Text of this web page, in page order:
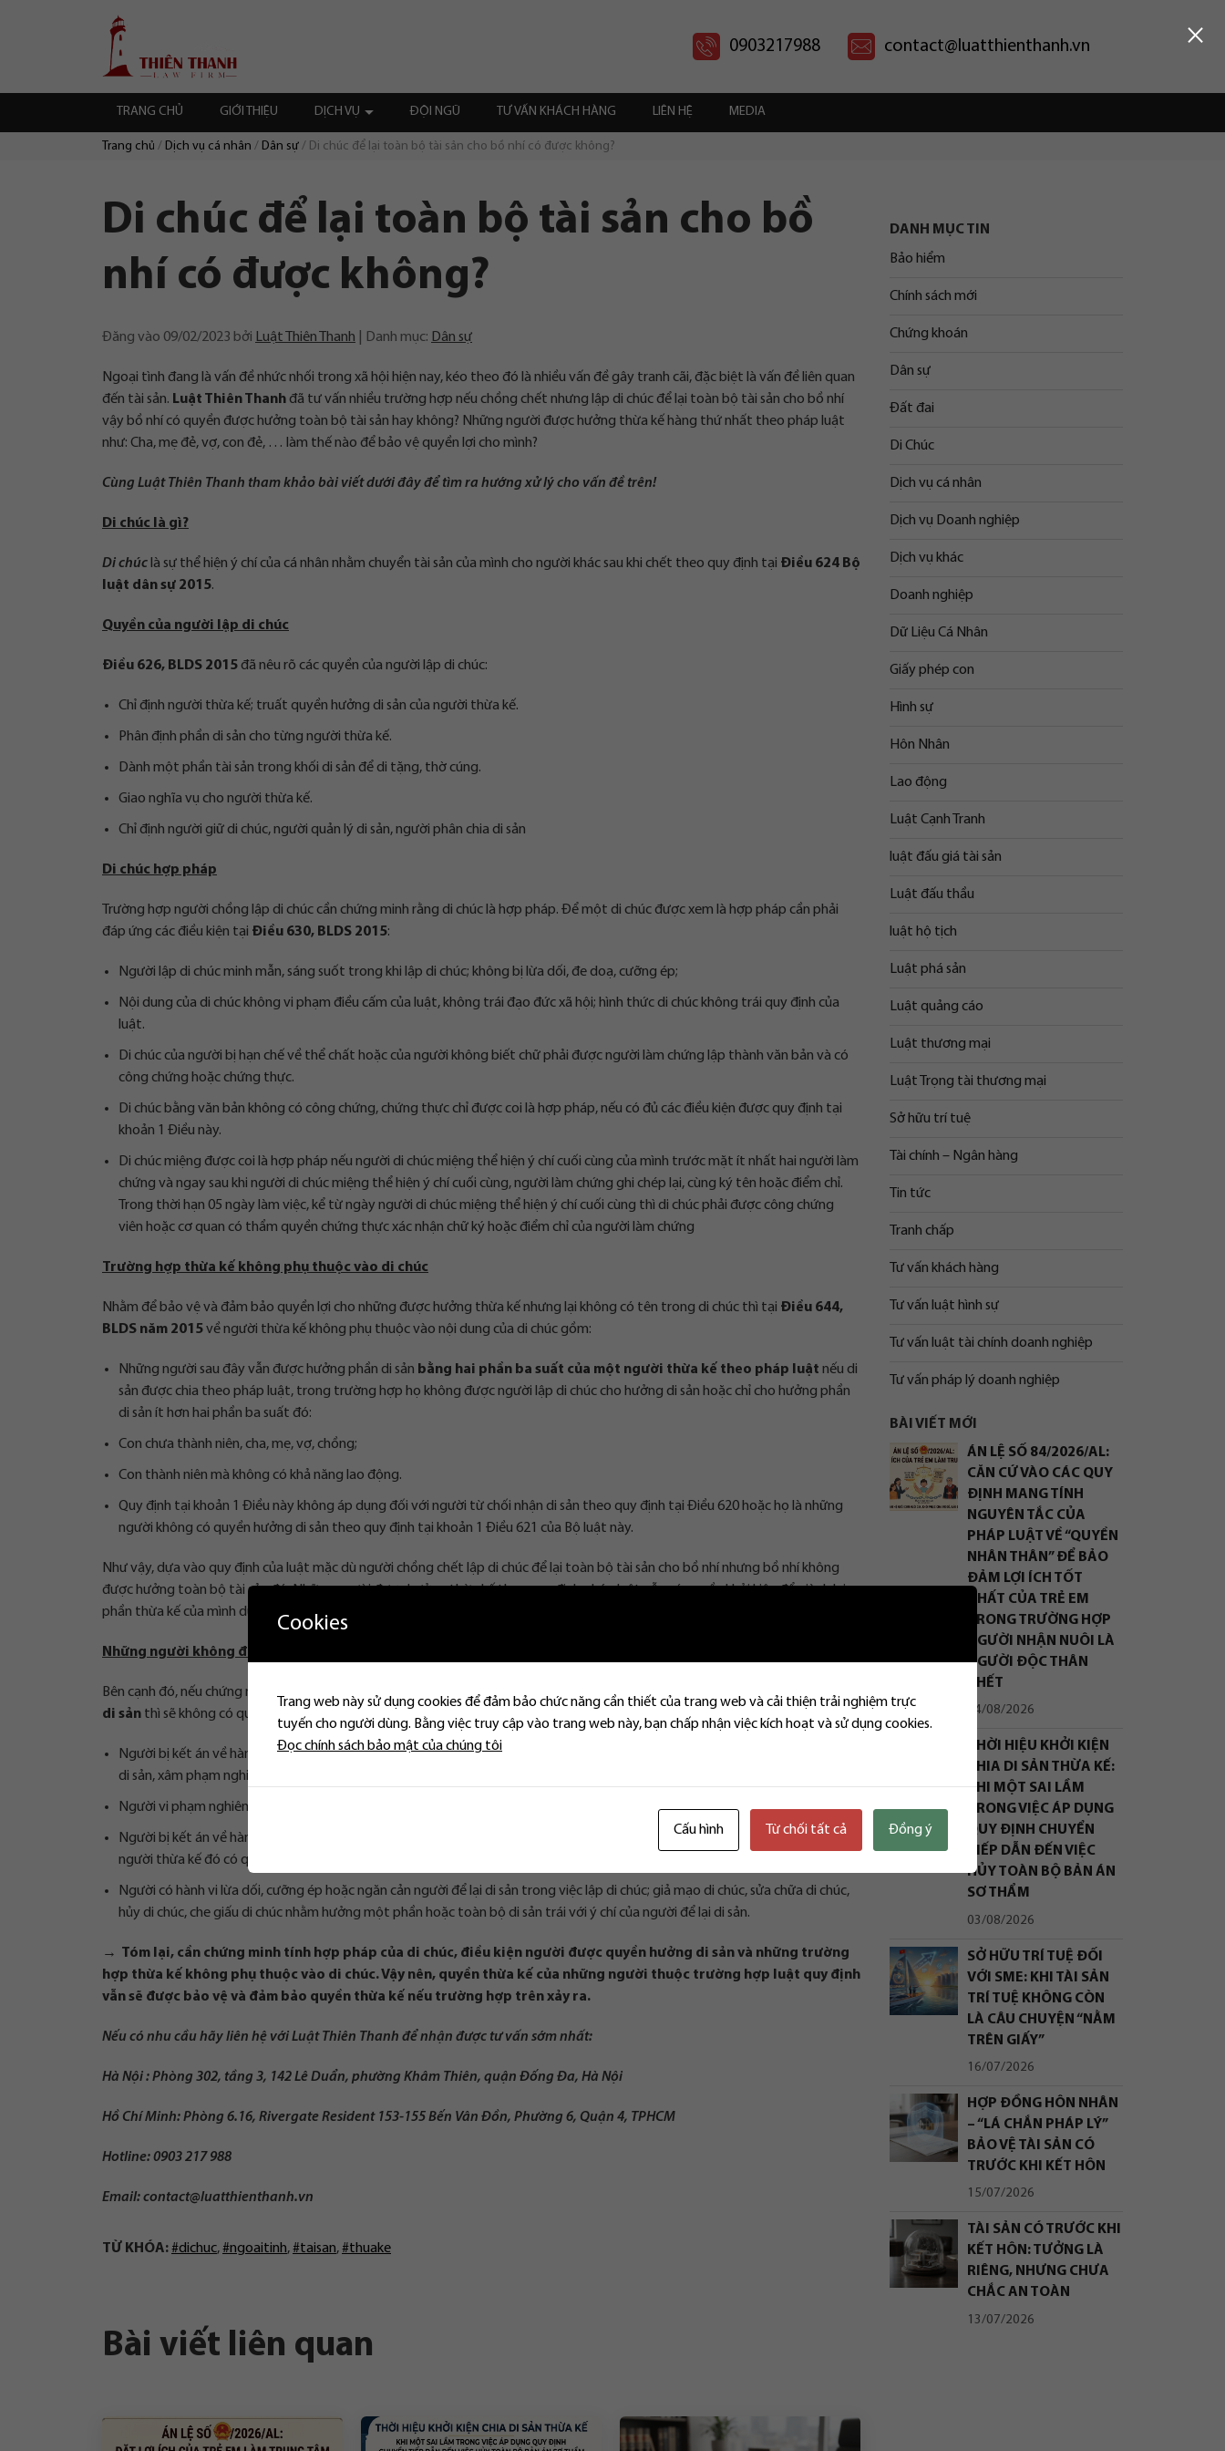
Trang
chủ
0903217988 contact@luatthienthanh.vn
TRANG CHỦ GIỚI THIỆU DỊCH VỤ ĐỘI NGŨ TƯ VẤN KHÁCH HÀNG LIÊN HỆ MEDIA
Duyệt:
Trang chủ Dịch vụ cá nhân Dân sự Di chúc để lại toàn bộ tài sản cho bồ nhí có được không?
Di chúc để lại toàn bộ tài sản cho bồ
nhí có được không?
Đăng vào 09/02/2023 bởi Luật Thiên Thanh Danh mục: Dân sự
Ngoại tình đang là vấn đề nhức nhối trong xã hội hiện nay, kéo theo đó là nhiều vấn đề gây tranh cãi, đặc biệt là vấn đề liên quan
đến tài sản. Luật Thiên Thanh đã tư vấn nhiều trường hợp nếu chồng chết nhưng lập di chúc để lại toàn bộ tài sản cho bồ nhí
vậy bồ nhí có quyền được hưởng toàn bộ tài sản hay không? Những người được hưởng thừa kế hàng thứ nhất theo pháp luật
như: Cha, mẹ đẻ, vợ, con đẻ, … làm thế nào để bảo vệ quyền lợi cho mình?
Cùng Luật Thiên Thanh tham khảo bài viết dưới đây để tìm ra hướng xử lý cho vấn đề trên!
Di chúc là gì?
Di chúc là sự thể hiện ý chí của cá nhân nhằm chuyển tài sản của mình cho người khác sau khi chết theo quy định tại Điều 624 Bộ
luật dân sự 2015.
Quyền của người lập di chúc
Điều 626, BLDS 2015 đã nêu rõ các quyền của người lập di chúc:
Chỉ định người thừa kế; truất quyền hưởng di sản của người thừa kế.
Phân định phần di sản cho từng người thừa kế.
Dành một phần tài sản trong khối di sản để di tặng, thờ cúng.
Giao nghĩa vụ cho người thừa kế.
Chỉ định người giữ di chúc, người quản lý di sản, người phân chia di sản
Di chúc hợp pháp
Trường hợp người chồng lập di chúc cần chứng minh rằng di chúc là hợp pháp. Để một di chúc được xem là hợp pháp cần phải
đáp ứng các điều kiện tại Điều 630, BLDS 2015:
Người lập di chúc minh mẫn, sáng suốt trong khi lập di chúc; không bị lừa dối, đe doạ, cưỡng ép;
Nội dung của di chúc không vi phạm điều cấm của luật, không trái đạo đức xã hội; hình thức di chúc không trái quy định của
luật.
Di chúc của người bị hạn chế về thể chất hoặc của người không biết chữ phải được người làm chứng lập thành văn bản và có
công chứng hoặc chứng thực.
Di chúc bằng văn bản không có công chứng, chứng thực chỉ được coi là hợp pháp, nếu có đủ các điều kiện được quy định tại
khoản 1 Điều này.
Di chúc miệng được coi là hợp pháp nếu người di chúc miệng thể hiện ý chí cuối cùng của mình trước mặt ít nhất hai người làm
chứng và ngay sau khi người di chúc miệng thể hiện ý chí cuối cùng, người làm chứng ghi chép lại, cùng ký tên hoặc điểm chỉ.
Trong thời hạn 05 ngày làm việc, kể từ ngày người di chúc miệng thể hiện ý chí cuối cùng thì di chúc phải được công chứng
viên hoặc cơ quan có thẩm quyền chứng thực xác nhận chữ ký hoặc điểm chỉ của người làm chứng
Trường hợp thừa kế không phụ thuộc vào di chúc
Nhằm để bảo vệ và đảm bảo quyền lợi cho những được hưởng thừa kế nhưng lại không có tên trong di chúc thì tại Điều 644,
BLDS năm 2015về người thừa kế không phụ thuộc vào nội dung của di chúc gồm:
Những người sau đây vẫn được hưởng phần di sản bằng hai phần ba suất của một người thừa kế theo pháp luật nếu di
sản được chia theo pháp luật, trong trường hợp họ không được người lập di chúc cho hưởng di sản hoặc chỉ cho hưởng phần
di sản ít hơn hai phần ba suất đó:
Con chưa thành niên, cha, mẹ, vợ, chồng;
Con thành niên mà không có khả năng lao động.
Quy định tại khoản 1 Điều này không áp dụng đối với người từ chối nhận di sản theo quy định tại Điều 620 hoặc họ là những
người không có quyền hưởng di sản theo quy định tại khoản 1 Điều 621 của Bộ luật này.
Như vậy, dựa vào quy định của luật mặc dù người chồng chết lập di chúc để lại toàn bộ tài sản cho bồ nhí nhưng bồ nhí không
được hưởng toàn bộ tài sản đó. Những người được hưởng thừa kế theo quy định pháp luật vẫn có quyền khởi kiện để giành lại
phần thừa kế của mình dù không có tên trong di chúc.
Những người không được quyền hưởng di sản
Bên cạnh đó, nếu chứng minh được bồ nhí thuộc các trường hợp tại
Điều 621, BLDS 2015 người không được quyền hưởng
di sản thì sẽ không có quyền hưởng di sản theo di chúc để lại:
Người bị kết án về hành vi cố ý xâm phạm tính mạng, sức khỏe hoặc về hành vi ngược đãi nghiêm trọng, hành hạ người để lại
di sản, xâm phạm nghiêm trọng danh dự, nhân phẩm của người đó;
Người vi phạm nghiêm trọng nghĩa vụ nuôi dưỡng người để lại di sản;
Người bị kết án về hành vi cố ý xâm phạm tính mạng người thừa kế khác nhằm hưởng một phần hoặc toàn bộ phần di sản mà
người thừa kế đó có quyền hưởng;
Người có hành vi lừa dối, cưỡng ép hoặc ngăn cản người để lại di sản trong việc lập di chúc; giả mạo di chúc, sửa chữa di chúc,
hủy di chúc, che giấu di chúc nhằm hưởng một phần hoặc toàn bộ di sản trái với ý chí của người để lại di sản.
→ Tóm lại, cần chứng minh tính hợp pháp của di chúc, điều kiện người được quyền hưởng di sản và những trường
hợp thừa kế không phụ thuộc vào di chúc. Vậy nên, quyền thừa kế của những người thuộc trường hợp luật quy định
vẫn sẽ được bảo vệ và đảm bảo quyền thừa kế nếu trường hợp trên xảy ra.
Nếu có nhu cầu hãy liên hệ với Luật Thiên Thanh để nhận được tư vấn sớm nhất:
Hà Nội : Phòng 302, tầng 3, 142 Lê Duẩn, phường Khâm Thiên, quận Đống Đa, Hà Nội
Hồ Chí Minh: Phòng 6.16, Rivergate Resident 153-155 Bến Vân Đồn, Phường 6, Quận 4, TPHCM
Hotline: 0903 217 988
Email:contact@luatthienthanh.vn
TỪ KHÓA:#dichuc,#ngoaitinh,#taisan,#thuake
Bài viết liên quan
DANH MỤC TIN
Bảo hiểm
Chính sách mới
Chứng khoán
Dân sự
Đất đai
Di Chúc
Dịch vụ cá nhân
Dịch vụ Doanh nghiệp
Dịch vụ khác
Doanh nghiệp
Dữ Liệu Cá Nhân
Giấy phép con
Hình sự
Hôn Nhân
Lao động
Luật Cạnh Tranh
luật đấu giá tài sản
Luật đấu thầu
luật hộ tịch
Luật phá sản
Luật quảng cáo
Luật thương mại
Luật Trọng tài thương mại
Sở hữu trí tuệ
Tài chính – Ngân hàng
Tin tức
Tranh chấp
Tư vấn khách hàng
Tư vấn luật hình sự
Tư vấn luật tài chính doanh nghiệp
Tư vấn pháp lý doanh nghiệp
BÀI VIẾT MỚI
ÁN LỆ SỐ 84/2026/AL:
CĂN CỨ VÀO CÁC QUY
ĐỊNH MANG TÍNH
NGUYÊN TẮC CỦA
PHÁP LUẬT VỀ “QUYỀN
NHÂN THÂN” ĐỂ BẢO
ĐẢM LỢI ÍCH TỐT
NHẤT CỦA TRẺ EM
TRONG TRƯỜNG HỢP
NGƯỜI NHẬN NUÔI LÀ
NGƯỜI ĐỘC THÂN
CHẾT
04/08/2026
THỜI HIỆU KHỞI KIỆN
CHIA DI SẢN THỪA KẾ:
KHI MỘT SAI LẦM
TRONG VIỆC ÁP DỤNG
QUY ĐỊNH CHUYỂN
TIẾP DẪN ĐẾN VIỆC
HỦY TOÀN BỘ BẢN ÁN
SƠ THẨM
03/08/2026
SỞ HỮU TRÍ TUỆ ĐỐI
VỚI SME: KHI TÀI SẢN
TRÍ TUỆ KHÔNG CÒN
LÀ CÂU CHUYỆN “NẰM
TRÊN GIẤY”
16/07/2026
HỢP ĐỒNG HÔN NHÂN
– “LÁ CHẮN PHÁP LÝ”
BẢO VỆ TÀI SẢN CÓ
TRƯỚC KHI KẾT HÔN
15/07/2026
TÀI SẢN CÓ TRƯỚC KHI
KẾT HÔN: TƯỞNG LÀ
RIÊNG, NHƯNG CHƯA
CHẮC AN TOÀN
13/07/2026
×
Cookies
Trang web này sử dụng cookies để đảm bảo chức năng cần thiết của trang web và cải thiện trải nghiệm trực
tuyến cho người dùng. Bằng việc truy cập vào trang web này, bạn chấp nhận việc kích hoạt và sử dụng cookies.
Đọc chính sách bảo mật của chúng tôi
Cấu hình Từ chối tất cả Đồng ý